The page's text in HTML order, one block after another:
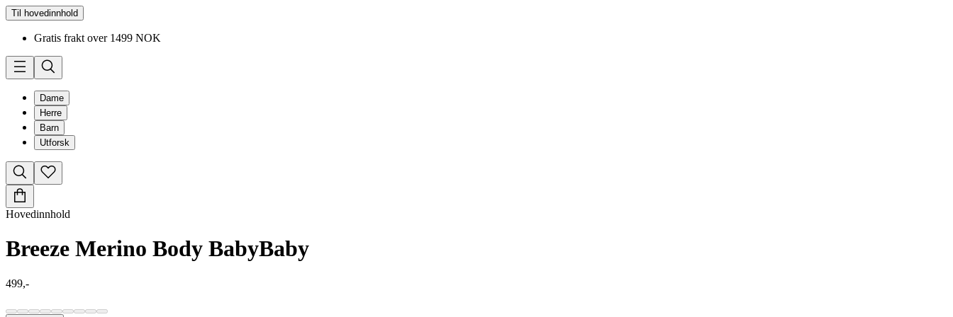
Til hovedinnhold
Gratis frakt over 1499 NOK
Dame
Herre
Barn
Utforsk
Hovedinnhold
Breeze Merino Body BabyBaby
499,-